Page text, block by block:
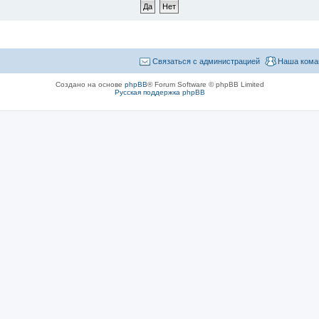
Наша
Связаться с администрацией
Создано на основе phpBB® Forum Software © phpBB Limited
Русская поддержка phpBB